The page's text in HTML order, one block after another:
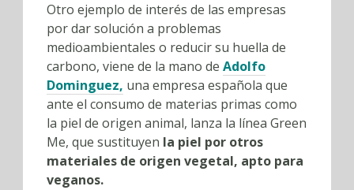
Otro ejemplo de interés de las empresas
por dar solución a problemas
medioambientales o reducir su huella de
carbono, viene de la mano de Adolfo
Dominguez, una empresa española que
ante el consumo de materias primas como
la piel de origen animal, lanza la línea Green
Me, que sustituyen la piel por otros
materiales de origen vegetal, apto para
veganos.